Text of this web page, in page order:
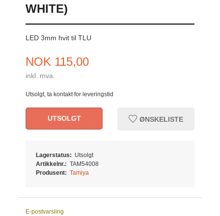
WHITE)
LED 3mm hvit til TLU
Pris
NOK 115,00
inkl. mva.
Utsolgt, ta kontakt for leveringstid
UTSOLGT ØNSKELISTE
Lagerstatus: Utsolgt
Artikkelnr.: TAM54008
Produsent: Tamiya
E-postvarsling